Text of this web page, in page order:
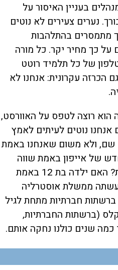
בעניין האיסור על
נערים צעירים לא נוטים
מתמסרים בהתלהבות
כך מחיר יקר. כל מורה
של כל תלמיד רוטט
הכרזה עקרונית: אנחנו לא
הוא רוצה לטפס על האוורסט,
נוטים לעיתים לאמץ
שם, ולא משום שאנחנו באמת
של אייפון באמת שווה
שמונה שעות של תור בחנויות? האם ילדה בת 12 באמת
עשתה ממשלת אוסטרליה
חברתיות מתחת לגיל
(ברשתות החברתיות,
שנים כולנו נחקה אותם.